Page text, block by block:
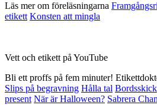
Läs mer om föreläsningarna
etikett Konsten att mingla
Vett och etikett på YouTube
Bli ett proffs på fem minuter!
Slips på begravning Hålla tal Bordsskick
present När är Halloween? Sabrera